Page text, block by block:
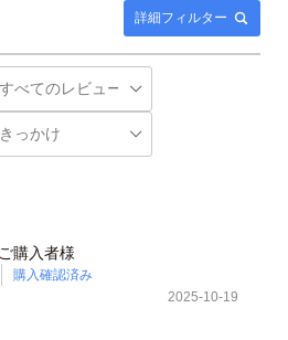
詳細フィルター
ご購入者様
購入確認済み
2025-10-19